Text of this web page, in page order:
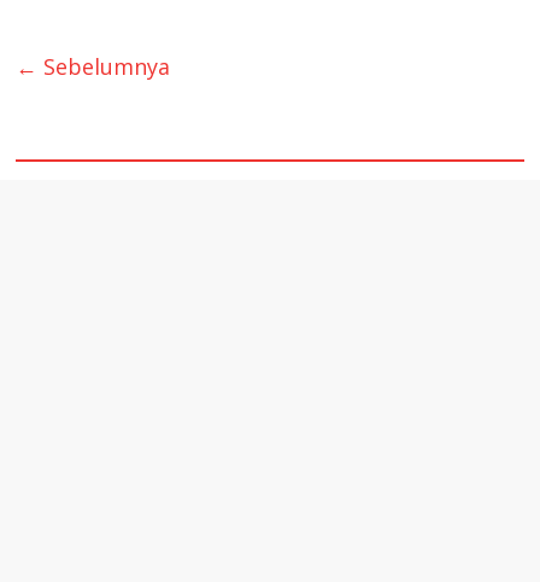
← Sebelumnya